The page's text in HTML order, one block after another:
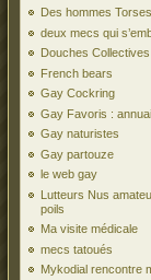
Des hommes
deux mecs qui
Douches
French bears
Gay Cockring
Gay Favoris :
Gay naturistes
Gay partouze
le web gay
Lutteurs Nus
poils
Ma visite médicale
mecs tatoués
Mykodial rencontre